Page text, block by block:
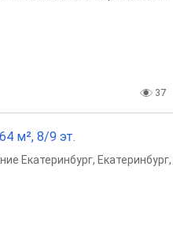
37
м², 8/9 эт.
Екатеринбург, Екатеринбург,